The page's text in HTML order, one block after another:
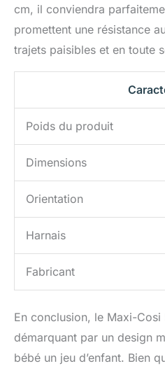
cm, il conviendra
promettent une résistance
trajets paisibles et en toute
Poids du produit
Dimensions
Orientation
Harnais
Fabricant
En conclusion, le Maxi-
démarquant par un design
bébé un jeu d’enfant. Bien